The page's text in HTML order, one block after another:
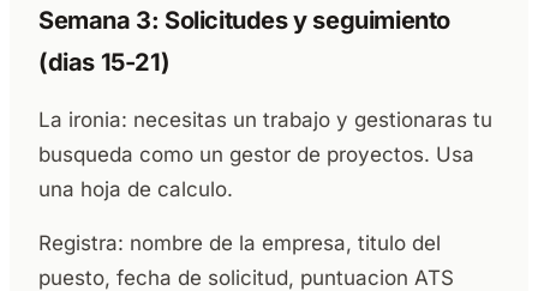
Semana 3: Solicitudes y seguimiento
(dias 15-21)
La ironia: necesitas un trabajo y gestionaras tu
busqueda como un gestor de proyectos. Usa
una hoja de calculo.
Registra: nombre de la empresa, titulo del
puesto, fecha de solicitud, puntuacion ATS